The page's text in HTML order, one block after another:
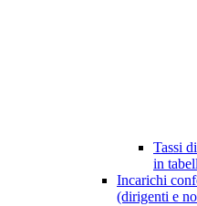
Tassi
in
Incarichi
(dirigenti e